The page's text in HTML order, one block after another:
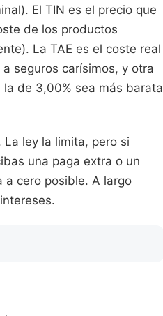
El TIN es el precio que
de los productos
La TAE es el coste real
seguros carísimos, y otra
de 3,00% sea más barata
ley la limita, pero si
una paga extra o un
a cero posible. A largo